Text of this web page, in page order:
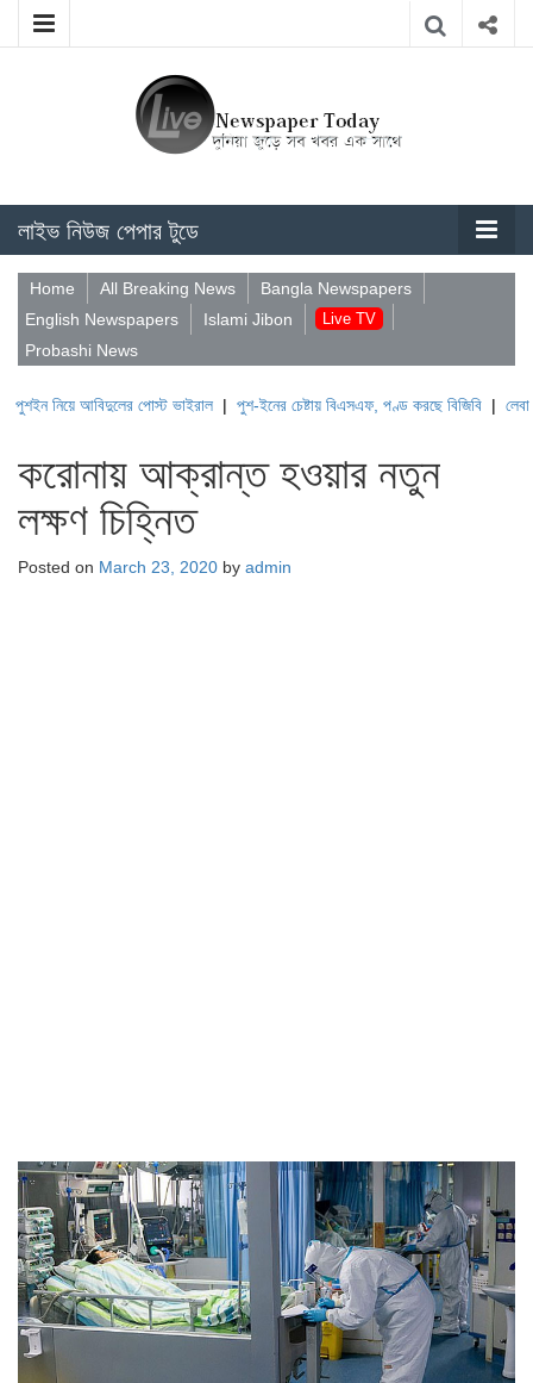
লাইভ নিউজ পেপার টুডে
Home All Breaking News
Bangla Newspapers
English Newspapers
Islami Jibon Live TV
Probashi News
আবিদুলের পোস্ট ভাইরাল| পুশ-ইনের চেষ্টায় বিএসএফ, পণ্ড করছে বিজিবি|লেবাননের
করোনায় আক্রান্ত হওয়ার নতুন
লক্ষণ চিহ্নিত
Posted on March 23, 2020 by admin